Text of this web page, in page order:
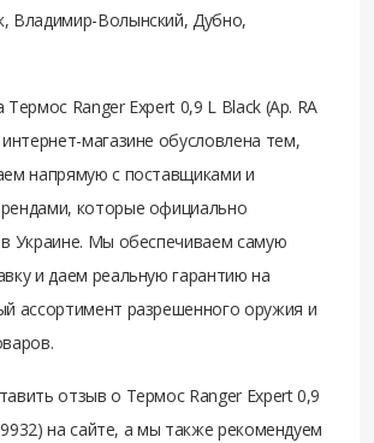
Владимир-Волынский, Дубно,
Ranger Expert 0,9 L Black (Ар. RA
магазине обусловлена тем,
напрямую с поставщиками и
которые официально
Украине. Мы обеспечиваем самую
и даем реальную гарантию на
ассортимент разрешенного оружия и
отзыв о Термос Ranger Expert 0,9
9932) на сайте, а мы также рекомендуем